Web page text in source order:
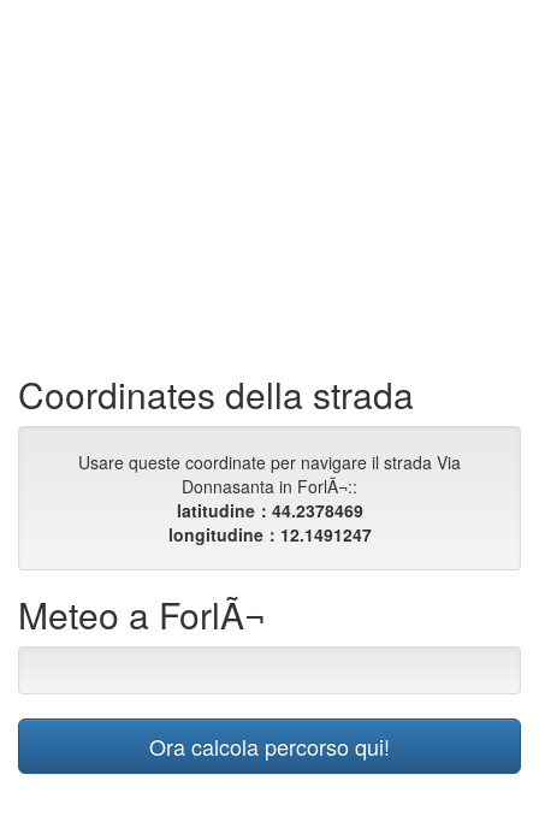
Coordinates della strada
Usare queste coordinate per navigare il strada Via
Donnasanta in ForlÃ¬::
latitudine：44.2378469
longitudine：12.1491247
Meteo a ForlÃ¬
Ora calcola percorso qui!